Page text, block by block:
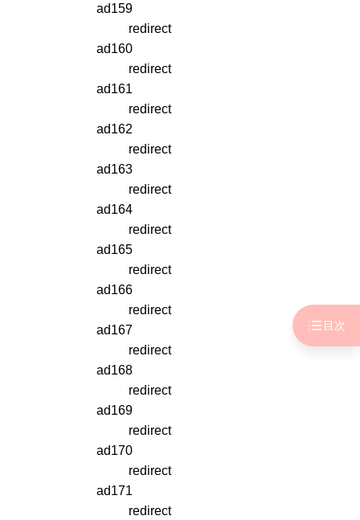
目次
ad159
redirect
ad160
redirect
ad161
redirect
ad162
redirect
ad163
redirect
ad164
redirect
ad165
redirect
ad166
redirect
ad167
redirect
ad168
redirect
ad169
redirect
ad170
redirect
ad171
redirect